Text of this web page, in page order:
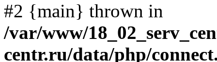
#2 {main} thrown in
/var/www/
centr.ru/data/php/